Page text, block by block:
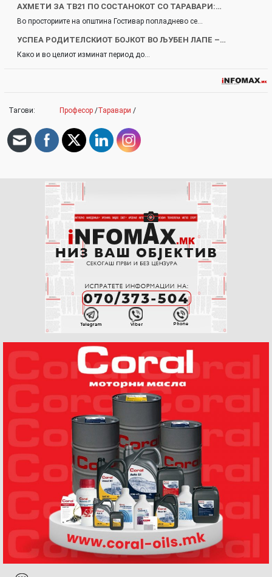
АХМЕТИ ЗА ТВ21 ПО СОСТАНОКОТ СО ТАРАВАРИ:…
Во просториите на општина Гостивар попладнево се…
УСПЕА РОДИТЕЛСКИОТ БОЈКОТ ВО ЉУБЕН ЛАПЕ –…
Како и во целиот изминат период до…
Тагови: Професор /Таравари /